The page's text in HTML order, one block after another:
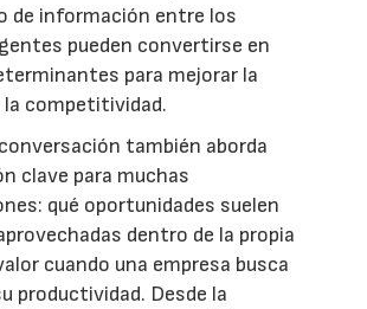
de información entre los
pueden convertirse en
para mejorar la
la competitividad.
también aborda
clave para muchas
qué oportunidades suelen
dentro de la propia
cuando una empresa busca
productividad. Desde la